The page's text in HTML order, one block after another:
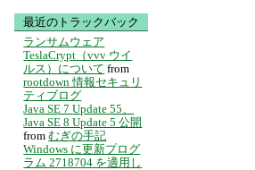
最近のトラックバック
ランサムウェア
TeslaCrypt（vvv ウイ
ルス）について from
rootdown 情報セキュリ
ティブログ
Java SE 7 Update 55、
Java SE 8 Update 5 公開
from むぎの手記
Windows に更新プログ
ラム 2718704 を適用し